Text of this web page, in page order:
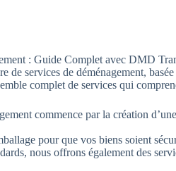
: Guide Complet avec DMD
services de déménagement,
complet de services qui
commence par la création
pour que vos biens soient
nous offrons également des